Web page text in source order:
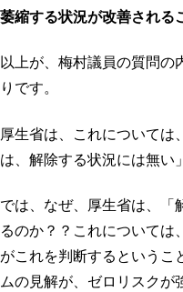
萎縮する状況が改善される
以上が、梅村議員の質問の
りです。
厚生省は、これについては
は、解除する状況には無い
では、なぜ、厚生省は、「
るのか？？これについては
がこれを判断するというこ
ムの見解が、ゼロリスクが